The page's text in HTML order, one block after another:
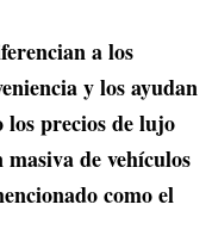
a los
y los ayudan
los precios de lujo
de vehículos
como el